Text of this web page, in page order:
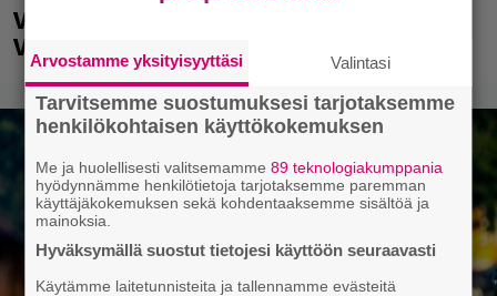
Vauhti kiihtyy myös ensi vuonna
Vantaalla
Arvostamme yksityisyyttäsi Valintasi
Tarvitsemme suostumuksesi tarjotaksemme
henkilökohtaisen käyttökokemuksen
Me ja huolellisesti valitsemamme89 teknologiakumppania
hyödynnämme henkilötietoja tarjotaksemme paremman
käyttäjäkokemuksen sekä kohdentaaksemme sisältöä ja
mainoksia.
Hyväksymällä suostut tietojesi käyttöön seuraavasti
Käytämme laitetunnisteita ja tallennamme evästeitä